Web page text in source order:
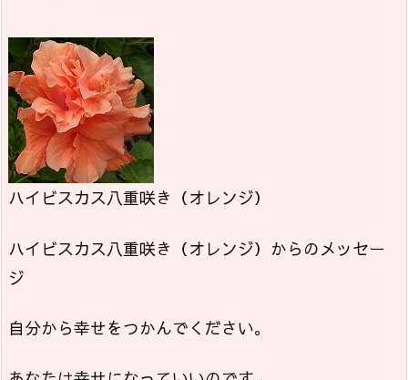
ハイビスカス八重咲き（オレンジ）
ハイビスカス八重咲き（オレンジ）からのメッセー
ジ
自分から幸せをつかんでください。